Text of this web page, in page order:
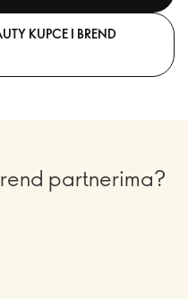
KUPCE I BREND
partnerima?